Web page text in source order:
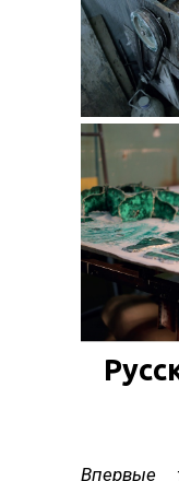
Впервые